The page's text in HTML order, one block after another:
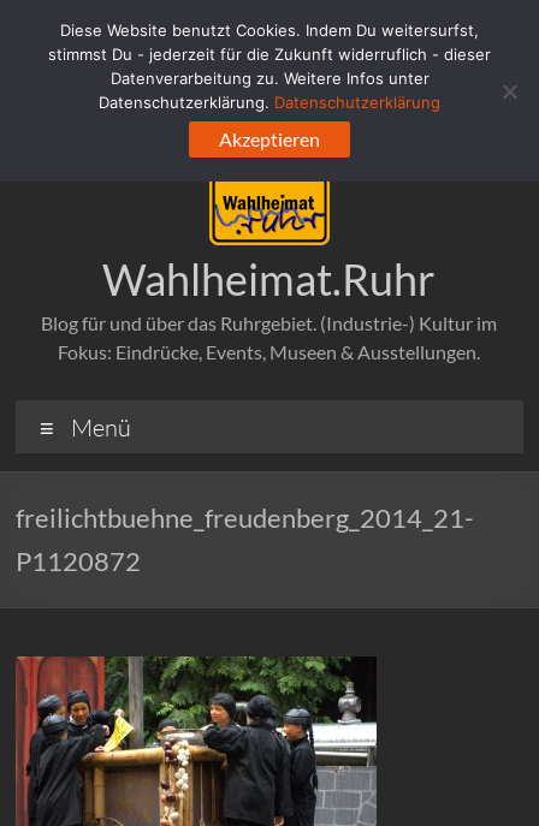
springen
Wahlheimat.Ruhr
Blog für und über das Ruhrgebiet. (Industrie-) Kultur im
Fokus: Eindrücke, Events, Museen & Ausstellungen.
Menü
freilichtbuehne_freudenberg_2014_21-
P1120872
Diese Website benutzt Cookies. Indem Du weitersurfst,
stimmst Du - jederzeit für die Zukunft widerruflich - dieser
Datenverarbeitung zu. Weitere Infos unter
Datenschutzerklärung. Datenschutzerklärung
Akzeptieren